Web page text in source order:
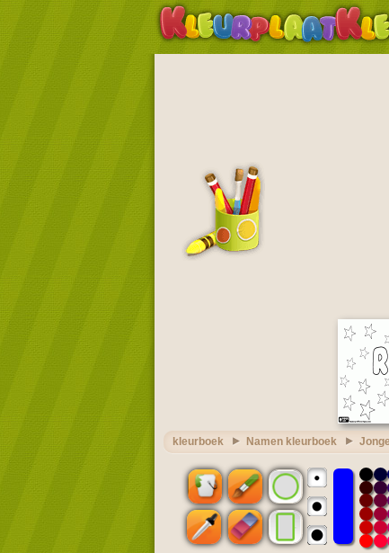
kleurboek Namen kleurboek